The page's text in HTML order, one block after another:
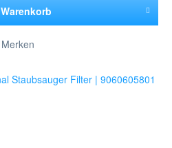
Warenkorb
Merken